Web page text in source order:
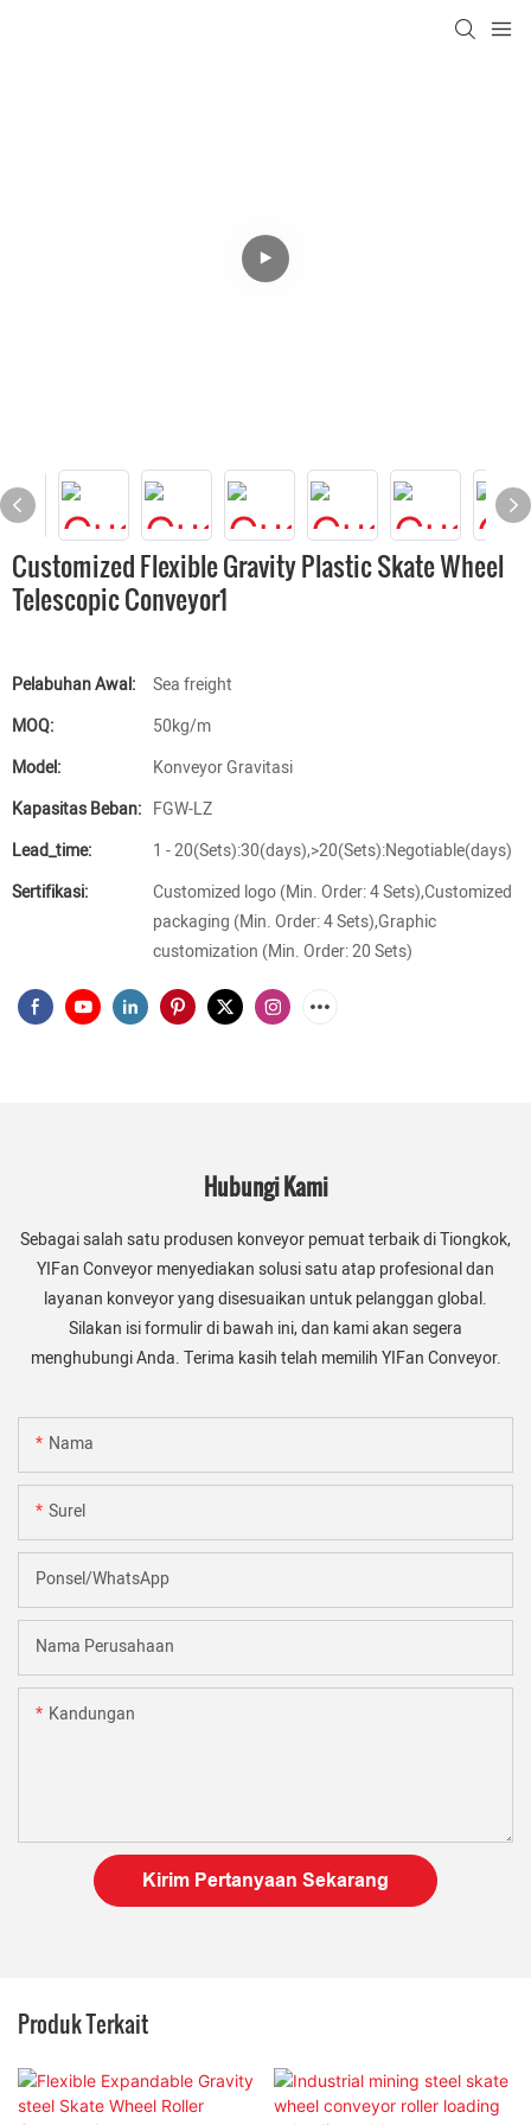
Customized Flexible Gravity Plastic Skate Wheel
Telescopic Conveyor1
Pelabuhan Awal:
Sea freight
MOQ:
50kg/m
Model:
Konveyor Gravitasi
Kapasitas Beban: FGW-LZ
Lead_time:
1 - 20(Sets):30(days),>20(Sets):Negotiable(days)
Sertifikasi:
Customized logo (Min. Order: 4 Sets),Customized
packaging (Min. Order: 4 Sets),Graphic
customization (Min. Order: 20 Sets)
Hubungi Kami
Sebagai salah satu produsen konveyor pemuat terbaik di Tiongkok,
YIFan Conveyor menyediakan solusi satu atap profesional dan
layanan konveyor yang disesuaikan untuk pelanggan global.
Silakan isi formulir di bawah ini, dan kami akan segera
menghubungi Anda. Terima kasih telah memilih YIFan Conveyor.
Nama
Surel
Ponsel/WhatsApp
Nama Perusahaan
Kandungan
Kirim Pertanyaan Sekarang
Produk Terkait